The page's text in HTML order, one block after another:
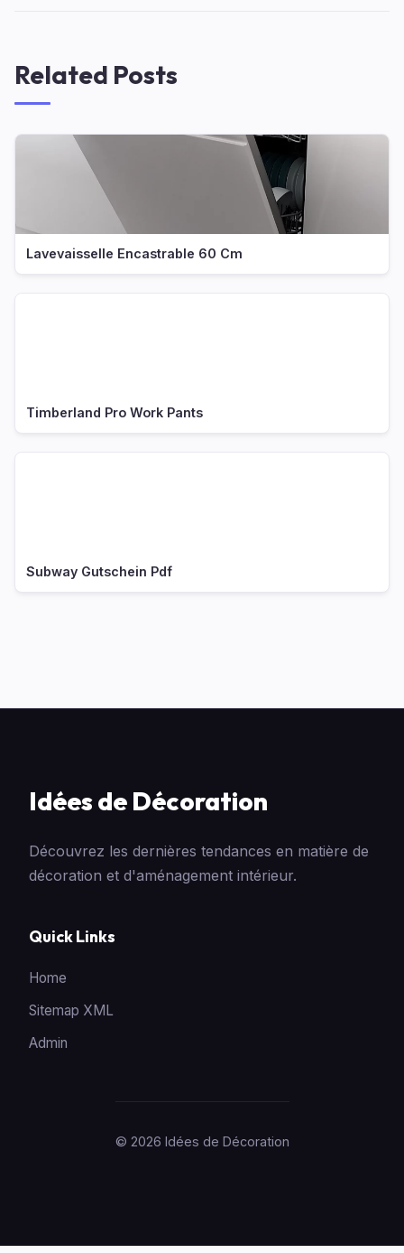
Related Posts
Lavevaisselle Encastrable 60 Cm
Timberland Pro Work Pants
Subway Gutschein Pdf
Idées de Décoration
Découvrez les dernières tendances en matière de
décoration et d'aménagement intérieur.
Quick Links
Home
Sitemap XML
Admin
© 2026 Idées de Décoration